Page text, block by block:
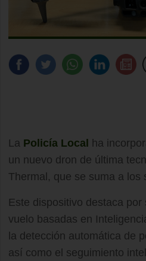
La Policía Local
ha
un nuevo dron de última
Thermal, que se suma a los
Este dispositivo destaca
vuelo basadas en
la detección automática de
así como el seguimiento